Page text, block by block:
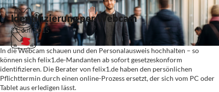
Identifizierung per Webcam
21. Juli 2015
In die Webcam schauen und den Personalausweis hochhalten – so
können sich felix1.de-Mandanten ab sofort gesetzeskonform
identifizieren. Die Berater von felix1.de haben den persönlichen
Pflichttermin durch einen online-Prozess ersetzt, der sich vom PC oder
Tablet aus erledigen lässt.